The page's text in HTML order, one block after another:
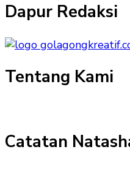
Dapur Redaksi
Tentang Kami
Catatan